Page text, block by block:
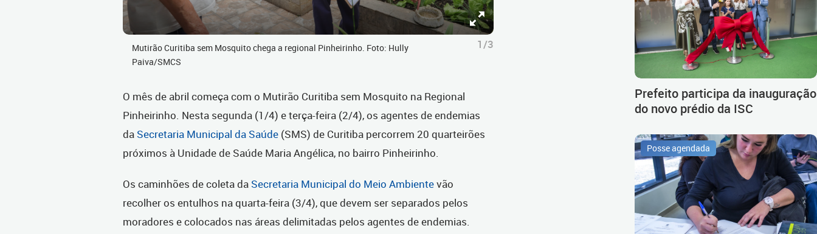
Mutirão Curitiba sem Mosquito chega a regional Pinheirinho. Foto: Hully
Paiva/SMCS
1/3
O mês de abril começa com o Mutirão Curitiba sem Mosquito na Regional
Pinheirinho. Nesta segunda (1/4) e terça-feira (2/4), os agentes de endemias
da Secretaria Municipal da Saúde (SMS) de Curitiba percorrem 20 quarteirões
próximos à Unidade de Saúde Maria Angélica, no bairro Pinheirinho.
Os caminhões de coleta da Secretaria Municipal do Meio Ambientevão
recolher os entulhos na quarta-feira (3/4), que devem ser separados pelos
moradores e colocados nas áreas delimitadas pelos agentes de endemias.
Prefeito participa da inauguração
do novo prédio da ISC
Posse agendada